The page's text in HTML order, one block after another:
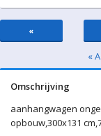
«
«
Omschrijving
aanhangwagen
opbouw,300x131